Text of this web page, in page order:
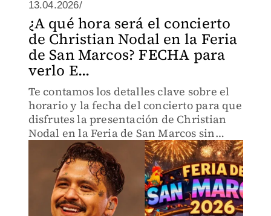
13.04.2026/
¿A qué hora será el concierto
de Christian Nodal en la Feria
de San Marcos? FECHA para
verlo E...
Te contamos los detalles clave sobre el
horario y la fecha del concierto para que
disfrutes la presentación de Christian
Nodal en la Feria de San Marcos sin
contratiempos.